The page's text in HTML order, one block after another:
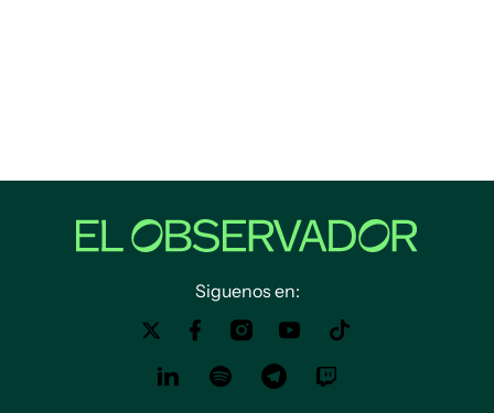
Siguenos en: